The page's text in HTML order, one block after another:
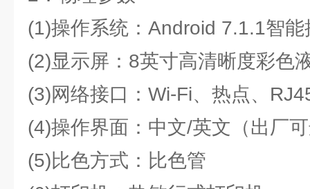
(1)操作系统：Android 7.1.1智能
(2)显示屏：8英寸高清晰度彩色
(3)网络接口：Wi-Fi、热点、
(4)操作界面：中文/英文（出厂
(5)比色方式：比色管